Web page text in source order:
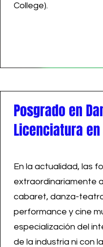
College).
Posgrado en
Licenciatura
En la actualidad, las
extraordinariamente
cabaret, danza-
performance y cine
especialización del
de la industria ni con